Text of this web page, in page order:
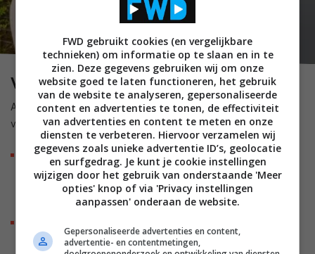
Vragen die je jezelf moet stellen
Als je in de markt bent voor een slimme deurbel, dan zijn er
verder nog een aantal vragen die je jezelf moet stellen.
Heb ik een abonnement nodig om video’s op te nemen
en op te slaan? Als het antwoord ja, is check dan ook
meteen hoe het zit met de beschikbaarheid van diensten
en wat die maandelijks kosten.
deurbellen bieden de optie aan beelden lokaal op te
FWD gebruikt cookies (en vergelijkbare
technieken) om informatie op te slaan en in te
zien. Deze gegevens gebruiken wij om onze
website goed te laten functioneren, het gebruik
van de website te analyseren, gepersonaliseerde
content en advertenties te tonen, de effectiviteit
van advertenties en content te meten en onze
diensten te verbeteren. Hiervoor verzamelen wij
gegevens zoals unieke advertentie ID’s, geolocatie
en surfgedrag. Je kunt je cookie instellingen
wijzigen door het gebruik van onderstaande 'Meer
opties' knop of via 'Privacy instellingen
aanpassen' onderaan de website.
Gepersonaliseerde advertenties en content,
advertentie- en contentmetingen,